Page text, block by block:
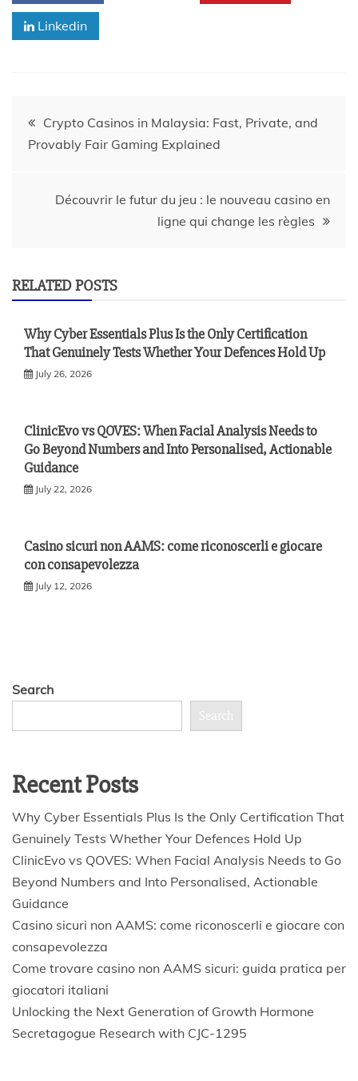
Linkedin
Post
navigation
Crypto Casinos in Malaysia: Fast, Private, and
Provably Fair Gaming Explained
Découvrir le futur du jeu : le nouveau casino en
ligne qui change les règles
RELATED POSTS
Why Cyber Essentials Plus Is the Only Certification
That Genuinely Tests Whether Your Defences Hold Up
July 26, 2026
ClinicEvo vs QOVES: When Facial Analysis Needs to
Go Beyond Numbers and Into Personalised, Actionable
Guidance
July 22, 2026
Casino sicuri non AAMS: come riconoscerli e giocare
con consapevolezza
July 12, 2026
Search
Search
Recent Posts
Why Cyber Essentials Plus Is the Only Certification That
Genuinely Tests Whether Your Defences Hold Up
ClinicEvo vs QOVES: When Facial Analysis Needs to Go
Beyond Numbers and Into Personalised, Actionable
Guidance
Casino sicuri non AAMS: come riconoscerli e giocare con
consapevolezza
Come trovare casino non AAMS sicuri: guida pratica per
giocatori italiani
Unlocking the Next Generation of Growth Hormone
Secretagogue Research with CJC-1295